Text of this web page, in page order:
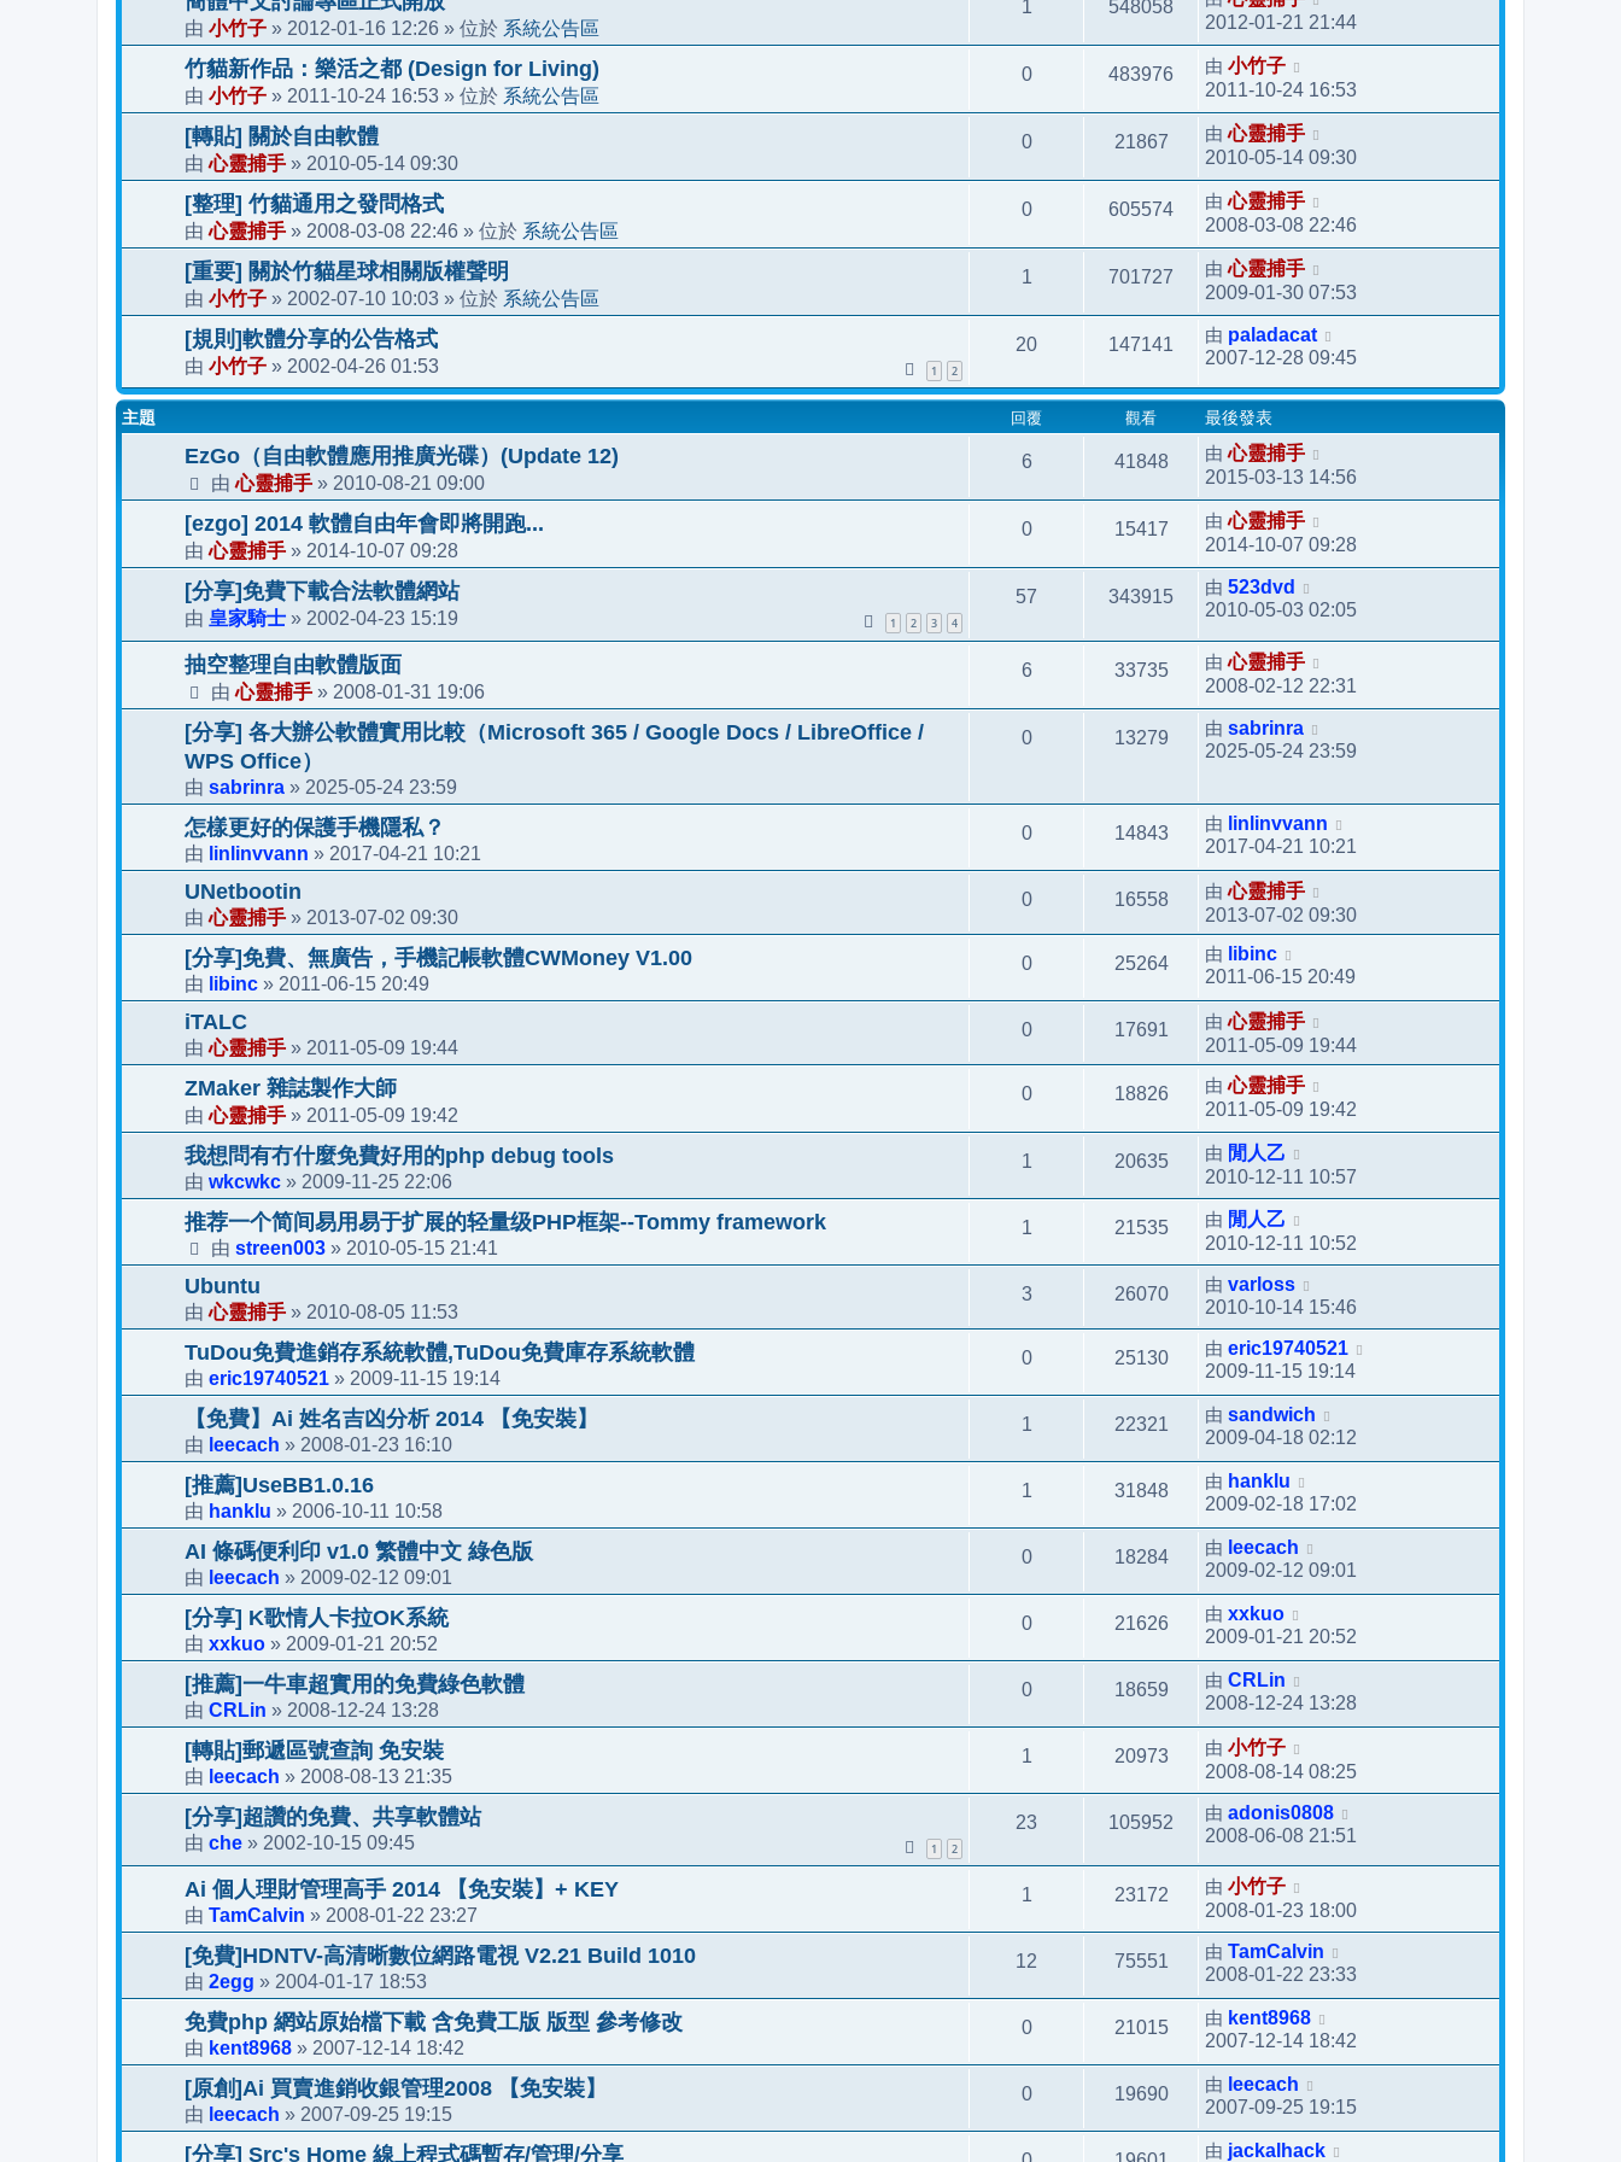
由 小竹子 » 2012-01-16 12:26 » 位於 系統公告區
1 548058
2012-01-21 21:44
竹貓新作品：樂活之都 (Design for Living)
由 小竹子 » 2011-10-24 16:53 » 位於 系統公告區
0 483976 由 小竹子
2011-10-24 16:53
[轉貼] 關於自由軟體
由心靈捕手 » 2010-05-14 09:30
0 21867 由心靈捕手
2010-05-14 09:30
[整理] 竹貓通用之發問格式
由心靈捕手 » 2008-03-08 22:46 » 位於 系統公告區
0 605574 由心靈捕手
2008-03-08 22:46
[重要] 關於竹貓星球相關版權聲明
由 小竹子 » 2002-07-10 10:03 » 位於 系統公告區
1 701727 由心靈捕手
2009-01-30 07:53
[規則]軟體分享的公告格式
由 小竹子 » 2002-04-26 01:53 1 2
20 147141 由 paladacat
2007-12-28 09:45
主題 回覆 觀看 最後發表
EzGo（自由軟體應用推廣光碟）(Update 12)
由心靈捕手 » 2010-08-21 09:00
6 41848 由心靈捕手
2015-03-13 14:56
[ezgo] 2014 軟體自由年會即將開跑...
由心靈捕手 » 2014-10-07 09:28
0 15417 由心靈捕手
2014-10-07 09:28
[分享]免費下載合法軟體網站
由 皇家騎士 » 2002-04-23 15:19 1 2 3 4
57 343915 由 523dvd
2010-05-03 02:05
抽空整理自由軟體版面
由心靈捕手 » 2008-01-31 19:06
6 33735 由心靈捕手
2008-02-12 22:31
[分享] 各大辦公軟體實用比較（Microsoft 365 / Google Docs / LibreOffice /
WPS Office）
由 sabrinra » 2025-05-24 23:59
0 13279 由 sabrinra
2025-05-24 23:59
怎樣更好的保護手機隱私？
由 linlinvvann » 2017-04-21 10:21
0 14843 由 linlinvvann
2017-04-21 10:21
UNetbootin
由心靈捕手 » 2013-07-02 09:30
0 16558 由心靈捕手
2013-07-02 09:30
[分享]免費、無廣告，手機記帳軟體CWMoney V1.00
由 libinc » 2011-06-15 20:49
0 25264 由 libinc
2011-06-15 20:49
iTALC
由心靈捕手 » 2011-05-09 19:44
0 17691 由心靈捕手
2011-05-09 19:44
ZMaker 雜誌製作大師
由心靈捕手 » 2011-05-09 19:42
0 18826 由心靈捕手
2011-05-09 19:42
我想問有冇什麼免費好用的php debug tools
由 wkcwkc » 2009-11-25 22:06
1 20635 由 閒人乙
2010-12-11 10:57
推荐一个简间易用易于扩展的轻量级PHP框架--Tommy framework
由 streen003 » 2010-05-15 21:41
1 21535 由 閒人乙
2010-12-11 10:52
Ubuntu
由心靈捕手 » 2010-08-05 11:53
3 26070 由 varloss
2010-10-14 15:46
TuDou免費進銷存系統軟體,TuDou免費庫存系統軟體
由 eric19740521 » 2009-11-15 19:14
0 25130 由 eric19740521
2009-11-15 19:14
【免費】Ai 姓名吉凶分析 2014 【免安裝】
由 leecach » 2008-01-23 16:10
1 22321 由 sandwich
2009-04-18 02:12
[推薦]UseBB1.0.16
由 hanklu » 2006-10-11 10:58
1 31848 由 hanklu
2009-02-18 17:02
AI 條碼便利印 v1.0 繁體中文 綠色版
由 leecach » 2009-02-12 09:01
0 18284 由 leecach
2009-02-12 09:01
[分享] K歌情人卡拉OK系統
由 xxkuo » 2009-01-21 20:52
0 21626 由 xxkuo
2009-01-21 20:52
[推薦]一牛車超實用的免費綠色軟體
由 CRLin » 2008-12-24 13:28
0 18659 由 CRLin
2008-12-24 13:28
[轉貼]郵遞區號查詢 免安裝
由 leecach » 2008-08-13 21:35
1 20973 由 小竹子
2008-08-14 08:25
[分享]超讚的免費、共享軟體站
由 che » 2002-10-15 09:45 1 2
23 105952 由 adonis0808
2008-06-08 21:51
Ai 個人理財管理高手 2014 【免安裝】+ KEY
由 TamCalvin » 2008-01-22 23:27
1 23172 由 小竹子
2008-01-23 18:00
[免費]HDNTV-高清晰數位網路電視 V2.21 Build 1010
由 2egg » 2004-01-17 18:53
12 75551 由 TamCalvin
2008-01-22 23:33
免費php 網站原始檔下載 含免費工版 版型 參考修改
由 kent8968 » 2007-12-14 18:42
0 21015 由 kent8968
2007-12-14 18:42
[原創]Ai 買賣進銷收銀管理2008 【免安裝】
由 leecach » 2007-09-25 19:15
0 19690 由 leecach
2007-09-25 19:15
[分享] Src's Home 線上程式碼暫存/管理/分享 由 jackalhack